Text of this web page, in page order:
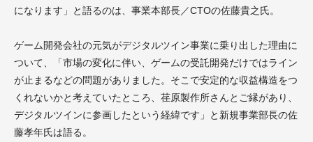
になります」と語るのは、事業本部長／CTOの佐藤貴之氏。
ゲーム開発会社の元気がデジタルツイン事業に乗り出した理由に
ついて、「市場の変化に伴い、ゲームの受託開発だけではライン
が止まるなどの問題がありました。そこで安定的な収益構造をつ
くれないかと考えていたところ、荏原製作所さんとご縁があり、
デジタルツインに参画したという経緯です」と新規事業部長の佐
藤孝年氏は語る。